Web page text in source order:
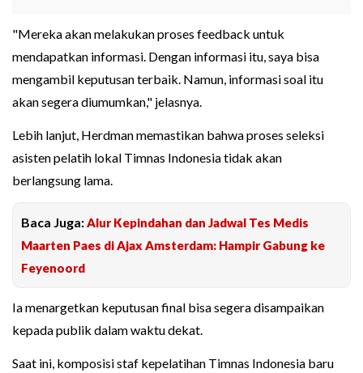
"Mereka akan melakukan proses feedback untuk
mendapatkan informasi. Dengan informasi itu, saya bisa
mengambil keputusan terbaik. Namun, informasi soal itu
akan segera diumumkan," jelasnya.
Lebih lanjut, Herdman memastikan bahwa proses seleksi
asisten pelatih lokal Timnas Indonesia tidak akan
berlangsung lama.
Baca Juga:Alur Kepindahan dan Jadwal Tes Medis
Maarten Paes di Ajax Amsterdam: Hampir Gabung ke
Feyenoord
Ia menargetkan keputusan final bisa segera disampaikan
kepada publik dalam waktu dekat.
Saat ini, komposisi staf kepelatihan Timnas Indonesia baru